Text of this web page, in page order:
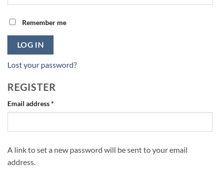
Remember me
LOG IN
Lost your password?
REGISTER
Email address*
A link to set a new password will be sent to your email
address.